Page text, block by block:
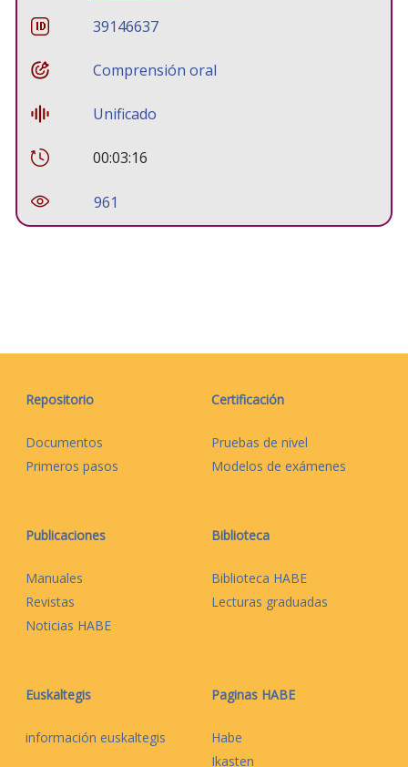
39146637
Comprensión oral
Unificado
00:03:16
961
Repositorio
Documentos
Primeros pasos
Certificación
Pruebas de nivel
Modelos de exámenes
Publicaciones
Manuales
Revistas
Noticias HABE
Biblioteca
Biblioteca HABE
Lecturas graduadas
Euskaltegis
información euskaltegis
Paginas HABE
Habe
Ikasten